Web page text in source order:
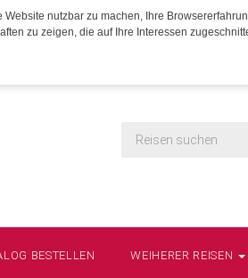
nutzbar zu machen, Ihre
zu zeigen, die auf Ihre Interessen
BESTELLEN WEIHERER REISEN